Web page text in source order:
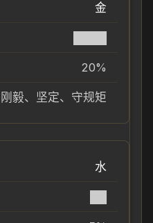
金
20%
刚毅、坚定、守规矩
水